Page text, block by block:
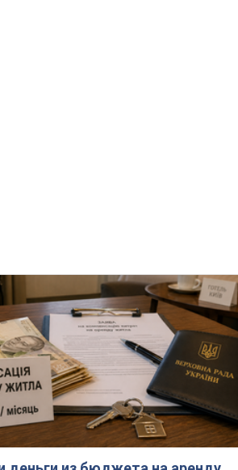
деньги из бюджета на аренду
в Киеве: кто из
просил средства и где
гарантия и кто ею
совершила массированную